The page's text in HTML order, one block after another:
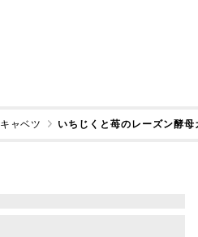
キャベツ いちじくと苺のレーズン酵